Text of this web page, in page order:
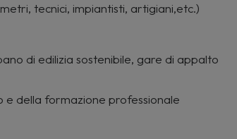
tecnici, impiantisti, artigiani,etc.)
di edilizia sostenibile, gare di appalto
e della formazione professionale